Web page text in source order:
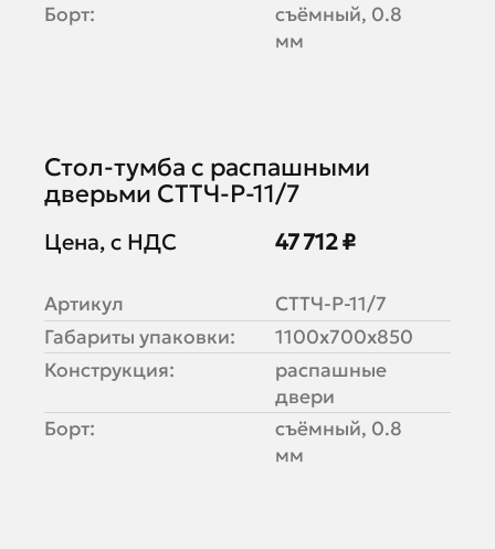
Борт:
съёмный, 0.8
мм
Стол-тумба с распашными
дверьми СТТЧ-Р-11/7
Цена, с НДС 47 712 ₽
Артикул
СТТЧ-Р-11/7
Габариты упаковки:
1100х700х850
Конструкция:
распашные
двери
Борт:
съёмный, 0.8
мм